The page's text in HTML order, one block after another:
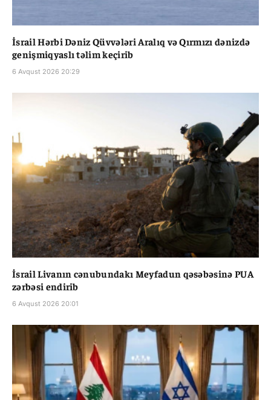
İsrail Hərbi Dəniz Qüvvələri Aralıq və Qırmızı dənizdə
genişmiqyaslı təlim keçirib
6 Avqust 2026 20:29
İsrail Livanın cənubundakı Meyfadun qəsəbəsinə PUA
zərbəsi endirib
6 Avqust 2026 20:01